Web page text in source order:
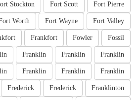
Fort Pierre
Fort Scott
Stockton
Fort Valley
Fort Wayne
Worth
Fossil
Fowler
Frankfort
Franklin
Franklin
Franklin
Franklin
Franklin
Franklin
Franklinton
Frederick
Frederick